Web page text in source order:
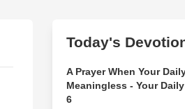
Today's
A Prayer When Your
Meaningless - Your
6